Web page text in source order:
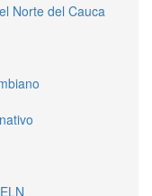
Norte del Cauca